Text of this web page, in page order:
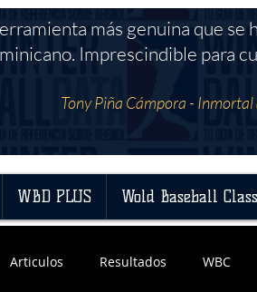
WBD PLUS Wold Baseball
más genuina que se
Imprescindible para
Tony Piña Cámpora -
Articulos Resultados WBC